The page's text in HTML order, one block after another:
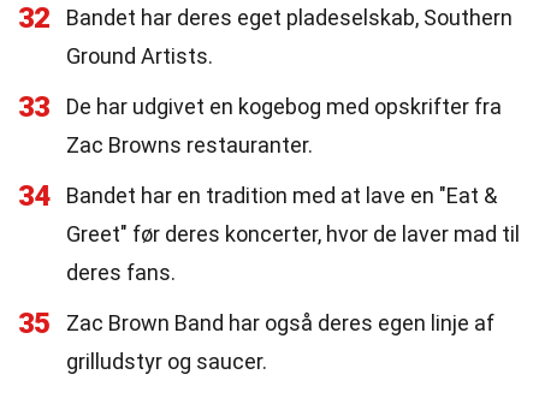
32
Bandet har deres eget pladeselskab, Southern
Ground Artists.
33
De har udgivet en kogebog med opskrifter fra
Zac Browns restauranter.
34
Bandet har en tradition med at lave en "Eat &
Greet" før deres koncerter, hvor de laver mad til
deres fans.
35
Zac Brown Band har også deres egen linje af
grilludstyr og saucer.